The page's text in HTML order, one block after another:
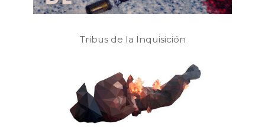
Tribus de la Inquisición